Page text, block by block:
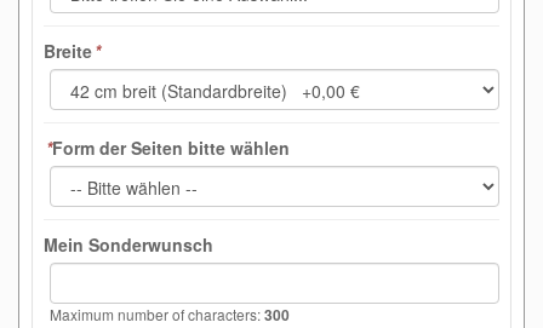
Breite*
*Form der Seiten bitte wählen
Mein Sonderwunsch
Maximum number of characters:300